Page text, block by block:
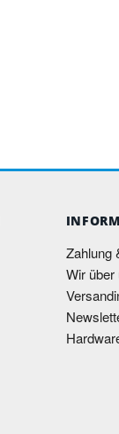
Zahlung
Wir über